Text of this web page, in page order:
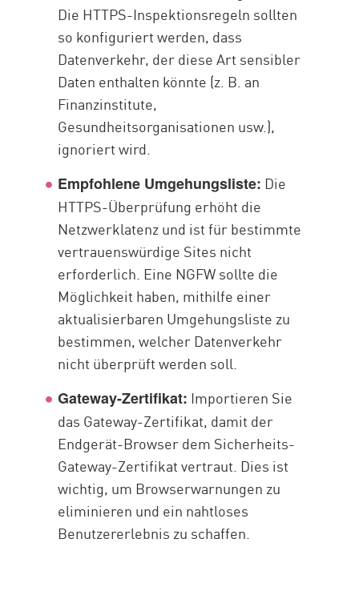
Die HTTPS-Inspektionsregeln sollten
so konfiguriert werden, dass
Datenverkehr, der diese Art sensibler
Daten enthalten könnte (z. B. an
Finanzinstitute,
Gesundheitsorganisationen usw.),
ignoriert wird.
Empfohlene Umgehungsliste: Die
HTTPS-Überprüfung erhöht die
Netzwerklatenz und ist für bestimmte
vertrauenswürdige Sites nicht
erforderlich. Eine NGFW sollte die
Möglichkeit haben, mithilfe einer
aktualisierbaren Umgehungsliste zu
bestimmen, welcher Datenverkehr
nicht überprüft werden soll.
Gateway-Zertifikat: Importieren Sie
das Gateway-Zertifikat, damit der
Endgerät-Browser dem Sicherheits-
Gateway-Zertifikat vertraut. Dies ist
wichtig, um Browserwarnungen zu
eliminieren und ein nahtloses
Benutzererlebnis zu schaffen.